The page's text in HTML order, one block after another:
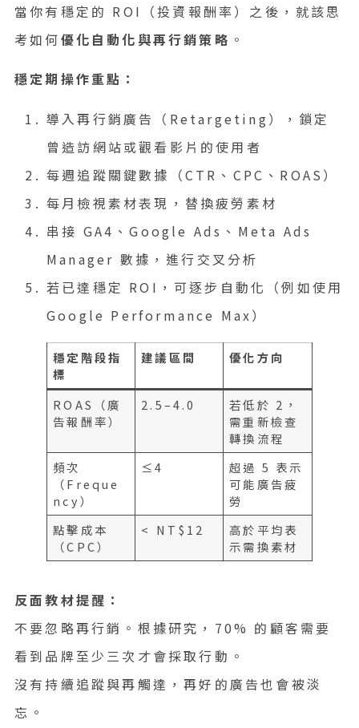
當你有穩定的 ROI（投資報酬率）之後，就該思
考如何優化自動化與再行銷策略 。
穩定期操作重點：
導入再行銷廣告（Retargeting），鎖定
曾造訪網站或觀看影片的使用者
每週追蹤關鍵數據（CTR、CPC、ROAS）
每月檢視素材表現，替換疲勞素材
串接 GA4、Google Ads、Meta Ads
Manager 數據，進行交叉分析
若已達穩定 ROI，可逐步自動化（例如使用
Google Performance Max）
穩定階段指
標
建議區間 優化方向
ROAS（廣
告報酬率）
2.5–4.0
若低於 2，
需重新檢查
轉換流程
頻次
（Freque
ncy）
≤4
超過 5 表示
可能廣告疲
勞
點擊成本
（CPC）
< NT$12
高於平均表
示需換素材
反面教材提醒：
不要忽略再行銷。根據研究，70% 的顧客需要
看到品牌至少三次才會採取行動。
沒有持續追蹤與再觸達，再好的廣告也會被淡
忘。